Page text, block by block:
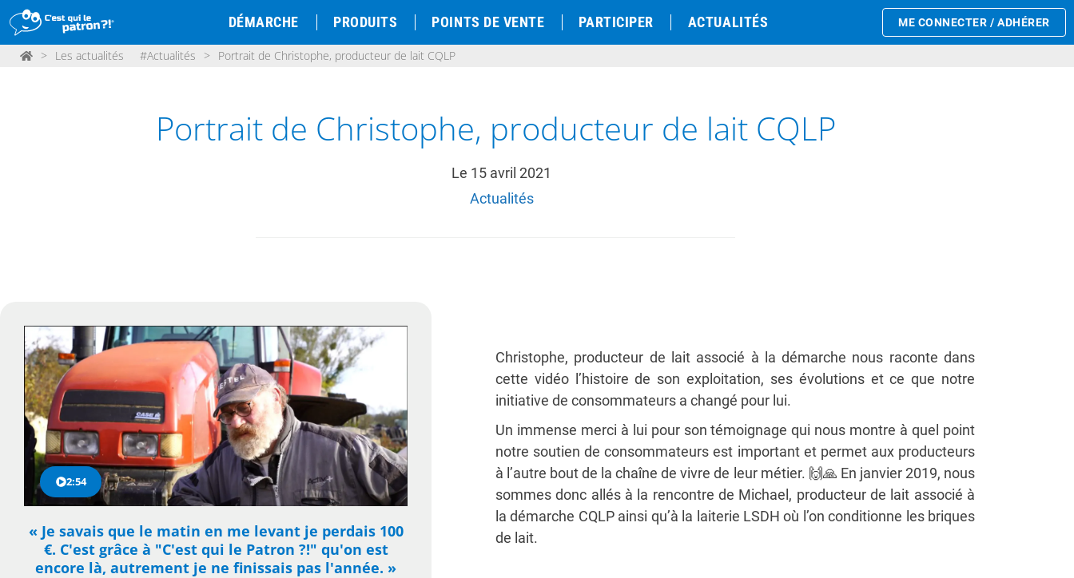
DÉMARCHE PRODUITS POINTS DE VENTE PARTICIPER ACTUALITÉS ME CONNECTER / ADHÉRER
> Les actualités #Actualités > Portrait de Christophe, producteur de lait CQLP
Portrait de Christophe, producteur de lait CQLP
Le 15 avril 2021
Actualités
2:54
« Je savais que le matin en me levant je perdais 100
€. C'est grâce à "C'est qui le Patron ?!" qu'on est
encore là, autrement je ne finissais pas l'année. »
Christophe, producteur de lait associé à la démarche nous raconte dans
cette vidéo l’histoire de son exploitation, ses évolutions et ce que notre
initiative de consommateurs a changé pour lui.
Un immense merci à lui pour son témoignage qui nous montre à quel point
notre soutien de consommateurs est important et permet aux producteurs
à l’autre bout de la chaîne de vivre de leur métier. 🙌🙏 En janvier 2019, nous
sommes donc allés à la rencontre de Michael, producteur de lait associé à
la démarche CQLP ainsi qu’à la laiterie LSDH où l’on conditionne les briques
de lait.